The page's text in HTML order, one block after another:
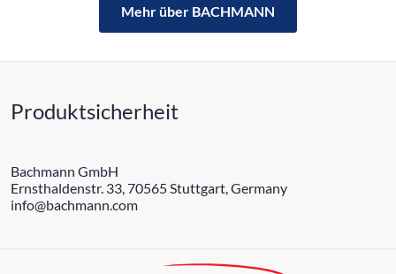
Mehr über BACHMANN
Produktsicherheit
Bachmann GmbH
Ernsthaldenstr. 33, 70565 Stuttgart, Germany
info@bachmann.com